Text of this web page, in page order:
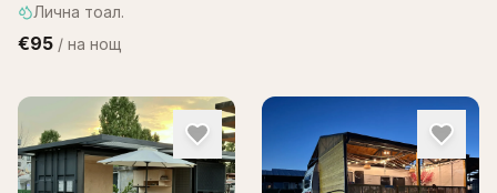
Лична тоал.
€95 / на нощ